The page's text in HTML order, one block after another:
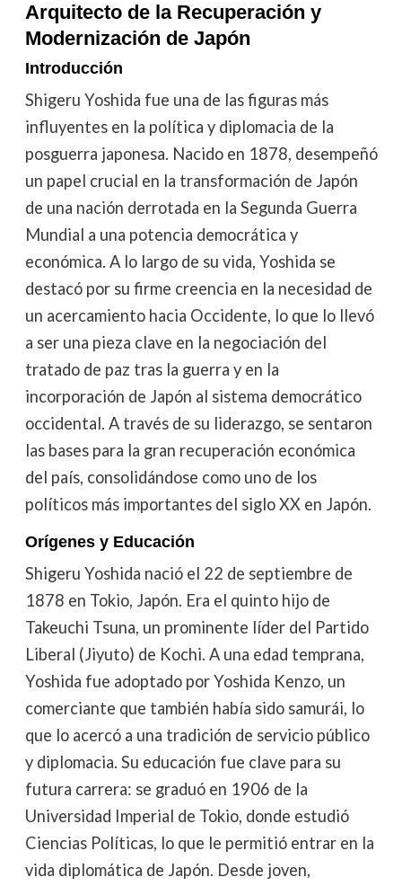
Arquitecto de la Recuperación y
Modernización de Japón
Introducción
Shigeru Yoshida fue una de las figuras más
influyentes en la política y diplomacia de la
posguerra japonesa. Nacido en 1878, desempeñó
un papel crucial en la transformación de Japón
de una nación derrotada en la Segunda Guerra
Mundial a una potencia democrática y
económica. A lo largo de su vida, Yoshida se
destacó por su firme creencia en la necesidad de
un acercamiento hacia Occidente, lo que lo llevó
a ser una pieza clave en la negociación del
tratado de paz tras la guerra y en la
incorporación de Japón al sistema democrático
occidental. A través de su liderazgo, se sentaron
las bases para la gran recuperación económica
del país, consolidándose como uno de los
políticos más importantes del siglo XX en Japón.
Orígenes y Educación
Shigeru Yoshida nació el 22 de septiembre de
1878 en Tokio, Japón. Era el quinto hijo de
Takeuchi Tsuna, un prominente líder del Partido
Liberal (Jiyuto) de Kochi. A una edad temprana,
Yoshida fue adoptado por Yoshida Kenzo, un
comerciante que también había sido samurái, lo
que lo acercó a una tradición de servicio público
y diplomacia. Su educación fue clave para su
futura carrera: se graduó en 1906 de la
Universidad Imperial de Tokio, donde estudió
Ciencias Políticas, lo que le permitió entrar en la
vida diplomática de Japón. Desde joven,